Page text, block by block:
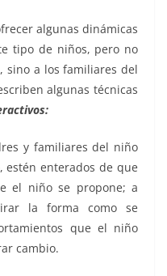
algunas dinámicas
tipo de niños, pero no
sino a los familiares del
algunas técnicas
y familiares del niño
estén enterados de que
el niño se propone; a
la forma como se
que el niño
cambio.